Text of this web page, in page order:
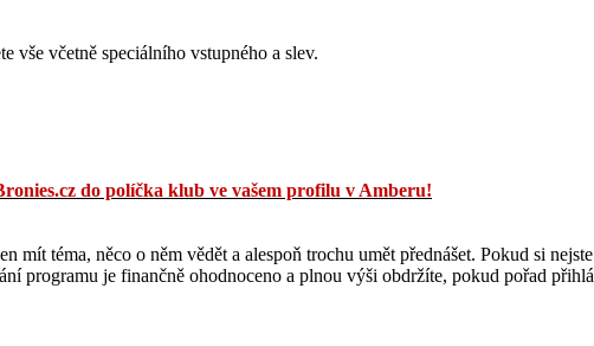
vše včetně speciálního vstupného a slev.
do políčka klub ve vašem profilu v Amberu!
mít téma, něco o něm vědět a alespoň trochu umět přednášet. Pokud si
programu je finančně ohodnoceno a plnou výši obdržíte, pokud pořad